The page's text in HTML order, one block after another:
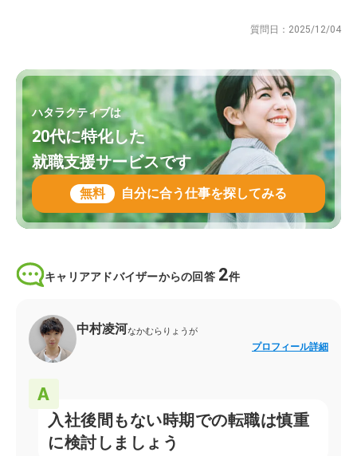
質問日： 2025/12/04
ハタラクティブは
20代に特化した
就職支援サービスです
無料 自分に合う仕事を探してみる
キャリアアドバイザーからの回答 2件
中村凌河なかむらりょうが
プロフィール詳細
入社後間もない時期での転職は慎重
に検討しましょう